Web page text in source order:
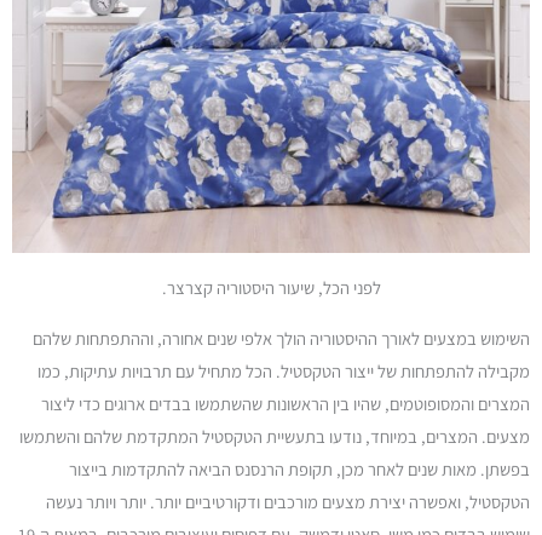
לפני הכל, שיעור היסטוריה קצרצר.
השימוש במצעים לאורך ההיסטוריה הולך אלפי שנים אחורה, וההתפתחות שלהם
מקבילה להתפתחות של ייצור הטקסטיל. הכל מתחיל עם תרבויות עתיקות, כמו
המצרים והמסופוטמים, שהיו בין הראשונות שהשתמשו בבדים ארוגים כדי ליצור
מצעים. המצרים, במיוחד, נודעו בתעשיית הטקסטיל המתקדמת שלהם והשתמשו
בפשתן. מאות שנים לאחר מכן, תקופת הרנסנס הביאה להתקדמות בייצור
הטקסטיל, ואפשרה יצירת מצעים מורכבים ודקורטיביים יותר. יותר ויותר נעשה